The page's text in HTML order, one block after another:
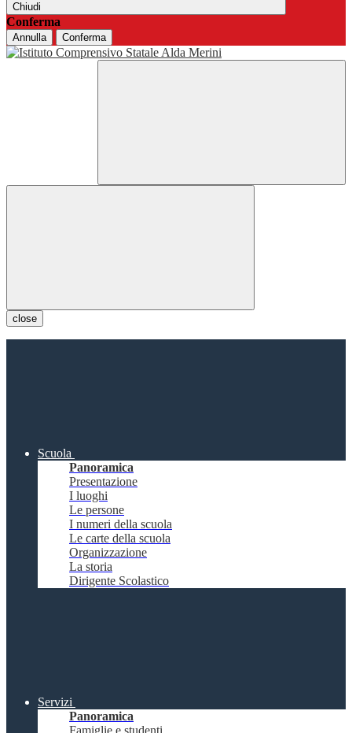
Chiudi
Conferma
Annulla Conferma
close
Scuola
Panoramica
Presentazione
I luoghi
Le persone
I numeri della scuola
Le carte della scuola
Organizzazione
La storia
Dirigente Scolastico
Servizi
Panoramica